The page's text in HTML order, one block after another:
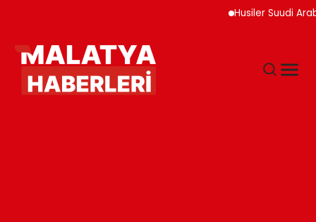
Husiler Suudi